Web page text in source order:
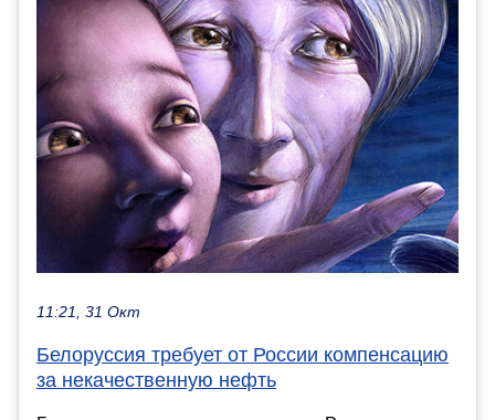
11:21, 31 Окт
Белоруссия требует от России компенсацию
за некачественную нефть